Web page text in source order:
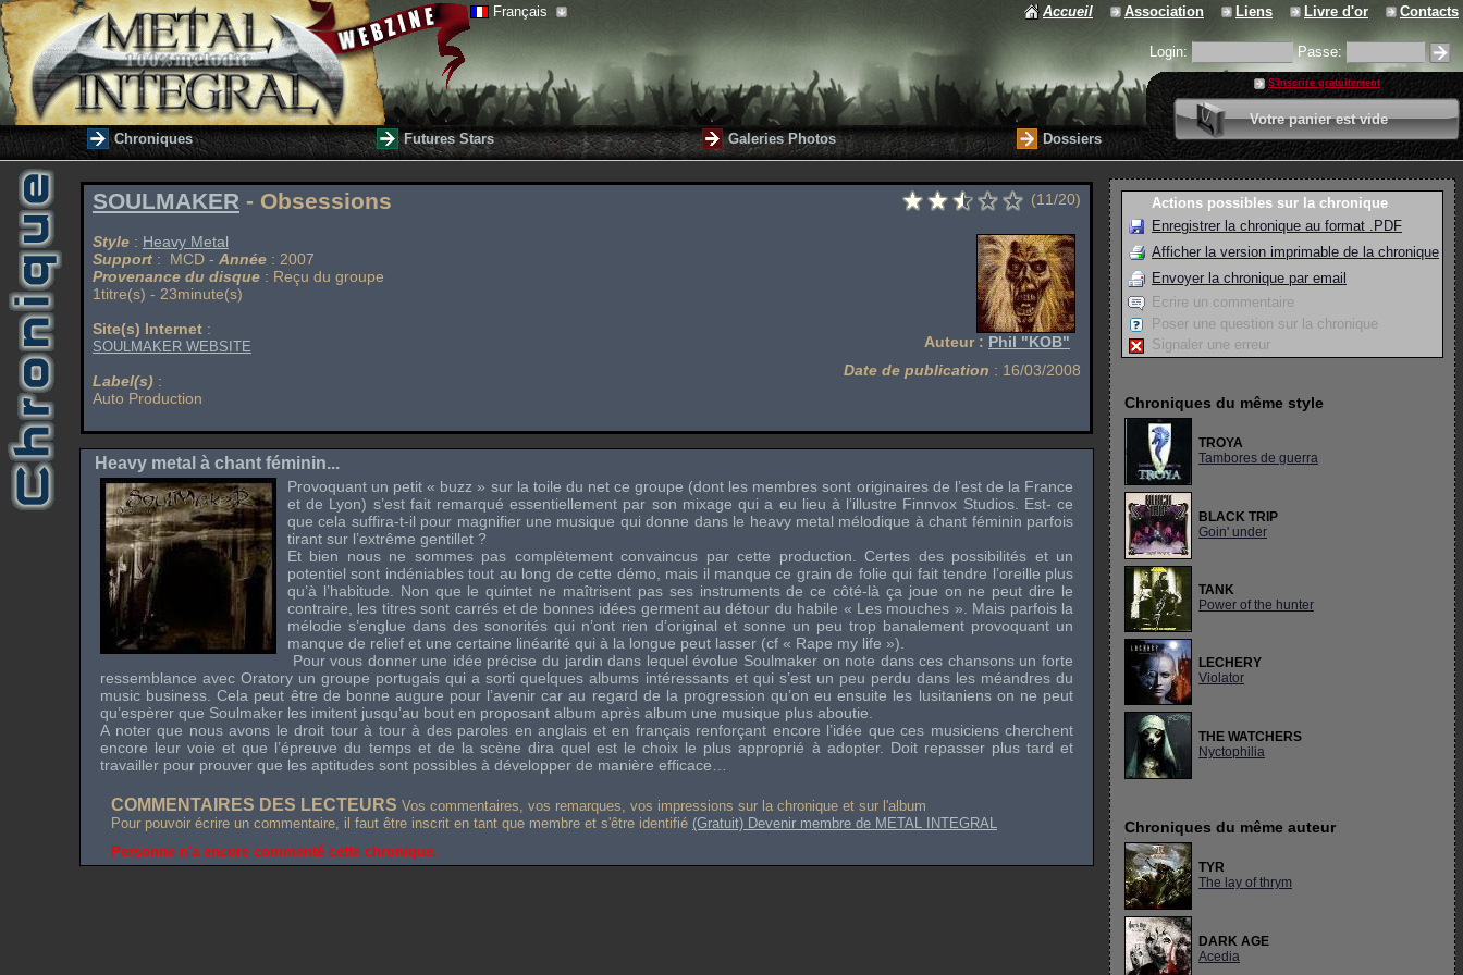
Français Accueil Association Liens Livre d'or Contacts
Login: Passe:
S'inscrire gratuitement
Votre panier est vide
0 article
Valider votre panier
Chroniques Futures Stars Galeries Photos Dossiers
SOULMAKER - Obsessions
Style : Heavy Metal
Support : MCD - Année : 2007
Provenance du disque : Reçu du groupe
1titre(s) - 23minute(s)
Site(s) Internet :
SOULMAKER WEBSITE
Label(s) :
Auto Production
(11/20)
Auteur : Phil "KOB"
Date de publication : 16/03/2008
Heavy metal à chant féminin...
Provoquant un petit « buzz » sur la toile du net ce groupe (dont les membres sont originaires de l’est de la France
et de Lyon) s’est fait remarqué essentiellement par son mixage qui a eu lieu à l’illustre Finnvox Studios. Est- ce
que cela suffira-t-il pour magnifier une musique qui donne dans le heavy metal mélodique à chant féminin parfois
tirant sur l’extrême gentillet ?
Et bien nous ne sommes pas complètement convaincus par cette production. Certes des possibilités et un
potentiel sont indéniables tout au long de cette démo, mais il manque ce grain de folie qui fait tendre l’oreille plus
qu’à l’habitude. Non que le quintet ne maîtrisent pas ses instruments de ce côté-là ça joue on ne peut dire le
contraire, les titres sont carrés et de bonnes idées germent au détour du habile « Les mouches ». Mais parfois la
mélodie s’englue dans des sonorités qui n’ont rien d’original et sonne un peu trop banalement provoquant un
manque de relief et une certaine linéarité qui à la longue peut lasser (cf « Rape my life »).
Pour vous donner une idée précise du jardin dans lequel évolue Soulmaker on note dans ces chansons un forte
ressemblance avec Oratory un groupe portugais qui a sorti quelques albums intéressants et qui s’est un peu perdu dans les méandres du
music business. Cela peut être de bonne augure pour l’avenir car au regard de la progression qu’on eu ensuite les lusitaniens on ne peut
qu’espèrer que Soulmaker les imitent jusqu’au bout en proposant album après album une musique plus aboutie.
A noter que nous avons le droit tour à tour à des paroles en anglais et en français renforçant encore l’idée que ces musiciens cherchent
encore leur voie et que l’épreuve du temps et de la scène dira quel est le choix le plus approprié à adopter. Doit repasser plus tard et
travailler pour prouver que les aptitudes sont possibles à développer de manière efficace…
COMMENTAIRES DES LECTEURS Vos commentaires, vos remarques, vos impressions sur la chronique et sur l'album
Pour pouvoir écrire un commentaire, il faut être inscrit en tant que membre et s'être identifié (Gratuit) Devenir membre de METAL INTEGRAL
Personne n'a encore commenté cette chronique.
Actions possibles sur la chronique
Enregistrer la chronique au format .PDF
Afficher la version imprimable de la chronique
Envoyer la chronique par email
Ecrire un commentaire
Poser une question sur la chronique
Signaler une erreur
Chroniques du même style
TROYA
Tambores de guerra
BLACK TRIP
Goin' under
TANK
Power of the hunter
LECHERY
Violator
THE WATCHERS
Nyctophilia
Chroniques du même auteur
TYR
The lay of thrym
DARK AGE
Acedia